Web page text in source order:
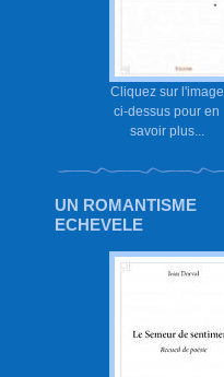
Cliquez sur l'image
ci-dessus pour en
savoir plus...
UN ROMANTISME
ECHEVELE